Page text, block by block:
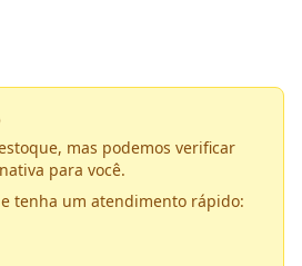
mas podemos verificar
para você.
tenha um atendimento rápido: